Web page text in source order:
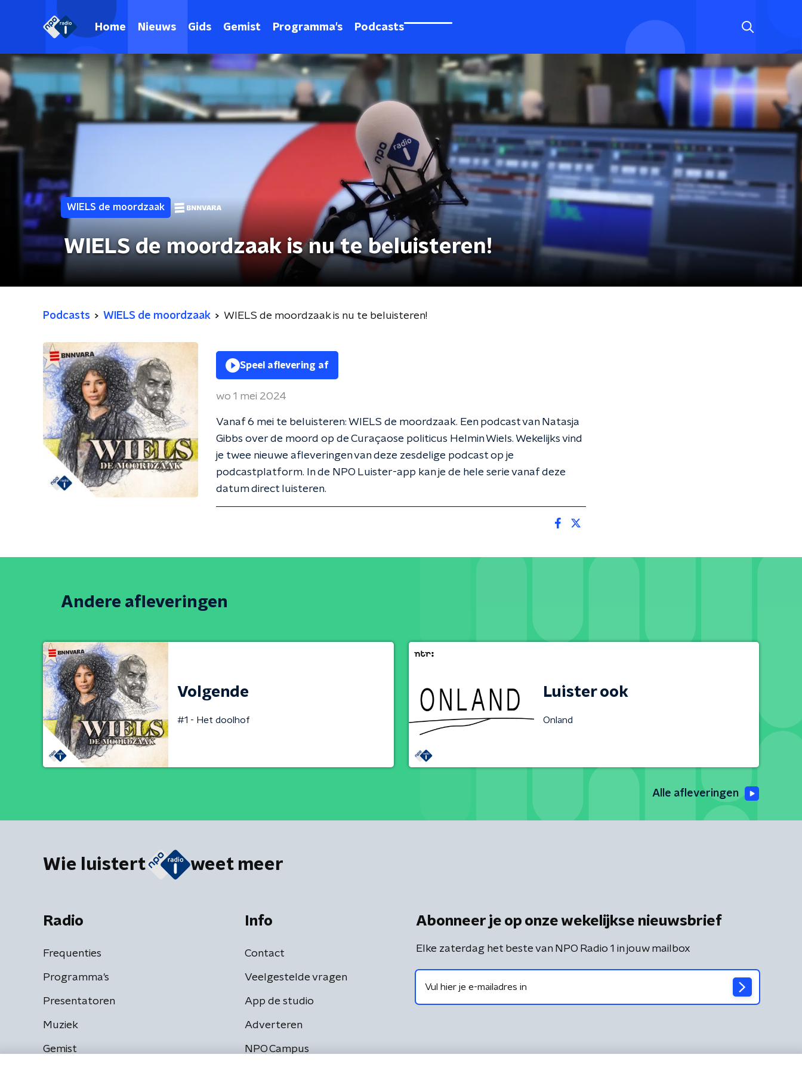
Home Nieuws Gids Gemist Programma's Podcasts
WIELS de moordzaak
WIELS de moordzaak is nu te beluisteren!
Podcasts WIELS de moordzaak WIELS de moordzaak is nu te beluisteren!
Speel aflevering af
wo 1 mei 2024
Vanaf 6 mei te beluisteren: WIELS de moordzaak. Een podcast van Natasja
Gibbs over de moord op de Curaçaose politicus Helmin Wiels. Wekelijks vind
je twee nieuwe afleveringen van deze zesdelige podcast op je
podcastplatform. In de NPO Luister-app kan je de hele serie vanaf deze
datum direct luisteren.
Andere afleveringen
Volgende
#1 - Het doolhof
Luister ook
Onland
Alle afleveringen
Wie luistert weet meer
Radio
Frequenties
Programma's
Presentatoren
Muziek
Gemist
Info
Contact
Veelgestelde vragen
App de studio
Adverteren
NPO Campus
Abonneer je op onze wekelijkse nieuwsbrief
Elke zaterdag het beste van NPO Radio 1 in jouw mailbox